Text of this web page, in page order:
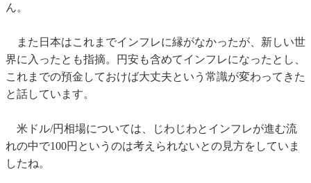
ん。
また日本はこれまでインフレに縁がなかったが、新しい世
界に入ったとも指摘。円安も含めてインフレになったとし、
これまでの預金しておけば大丈夫という常識が変わってきた
と話しています。
米ドル/円相場については、じわじわとインフレが進む流
れの中で100円というのは考えられないとの見方をしていま
したね。